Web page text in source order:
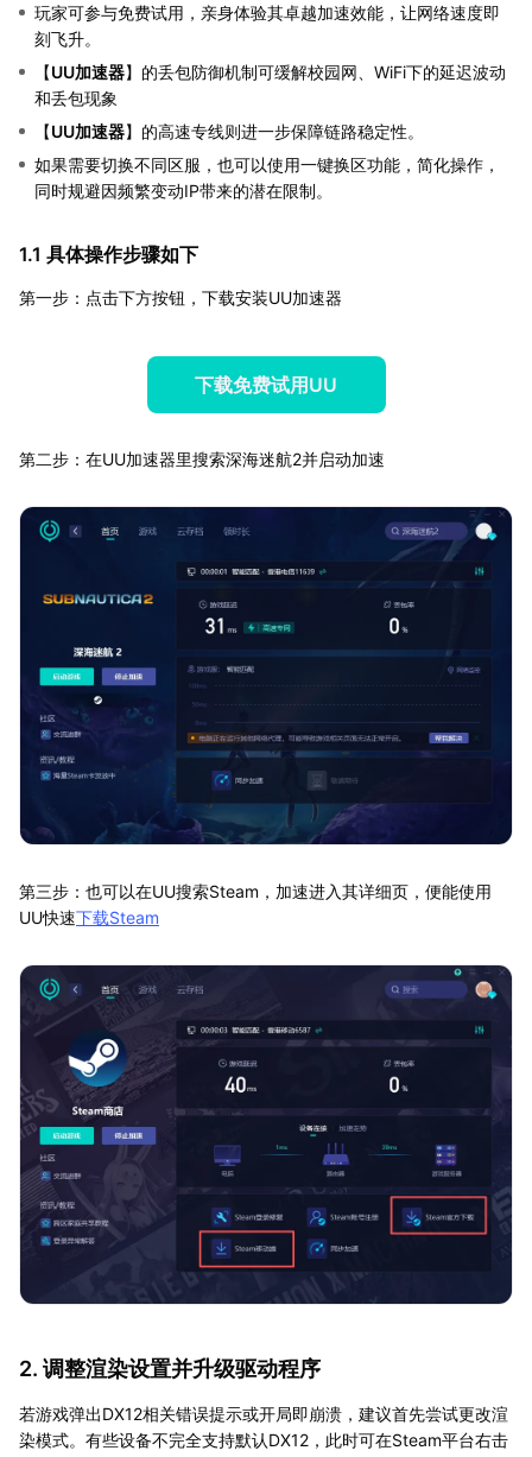
玩家可参与免费试用，亲身体验其卓越加速效能，让网络速度即
刻飞升。
【UU加速器】的丢包防御机制可缓解校园网、WiFi下的延迟波动
和丢包现象
【UU加速器】的高速专线则进一步保障链路稳定性。
如果需要切换不同区服，也可以使用一键换区功能，简化操作，
同时规避因频繁变动IP带来的潜在限制。
1.1 具体操作步骤如下
第一步：点击下方按钮，下载安装UU加速器
下载免费试用UU
第二步：在UU加速器里搜索深海迷航2并启动加速
第三步：也可以在UU搜索Steam，加速进入其详细页，便能使用
UU快速下载Steam
2. 调整渲染设置并升级驱动程序
若游戏弹出DX12相关错误提示或开局即崩溃，建议首先尝试更改渲
染模式。有些设备不完全支持默认DX12，此时可在Steam平台右击